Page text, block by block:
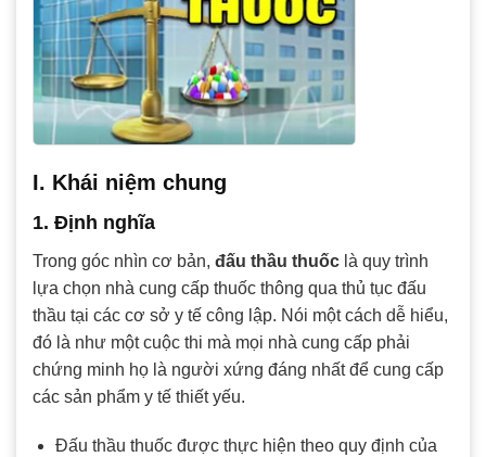
I. Khái niệm chung
1. Định nghĩa
Trong góc nhìn cơ bản, đấu thầu thuốc là quy trình
lựa chọn nhà cung cấp thuốc thông qua thủ tục đấu
thầu tại các cơ sở y tế công lập. Nói một cách dễ hiểu,
đó là như một cuộc thi mà mọi nhà cung cấp phải
chứng minh họ là người xứng đáng nhất để cung cấp
các sản phẩm y tế thiết yếu.
Đấu thầu thuốc được thực hiện theo quy định của